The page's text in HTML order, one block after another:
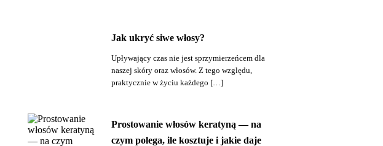
Jak ukryć siwe włosy?
Upływający czas nie jest sprzymierzeńcem dla
naszej skóry oraz włosów. Z tego względu,
praktycznie w życiu każdego […]
Prostowanie włosów keratyną — na
czym polega, ile kosztuje i jakie daje